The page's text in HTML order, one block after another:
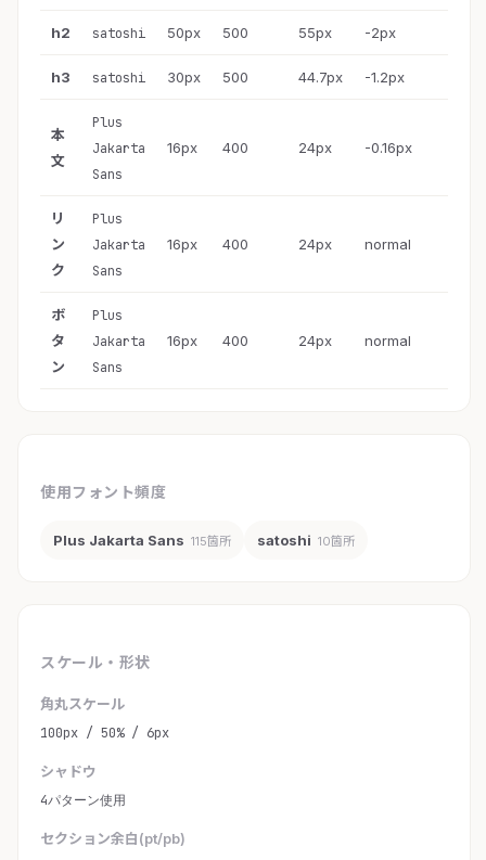
h2 satoshi 50px 500 55px -2px
h3 satoshi 30px 500 44.7px -1.2px
本
文
Plus
Jakarta
Sans
16px 400 24px -0.16px
リ
ン
ク
Plus
Jakarta
Sans
16px 400 24px normal
ボ
タ
ン
Plus
Jakarta
Sans
16px 400 24px normal
使用フォント頻度
Plus Jakarta Sans 115箇所 satoshi 10箇所
スケール・形状
角丸スケール
100px / 50% / 6px
シャドウ
4パターン使用
セクション余白(pt/pb)